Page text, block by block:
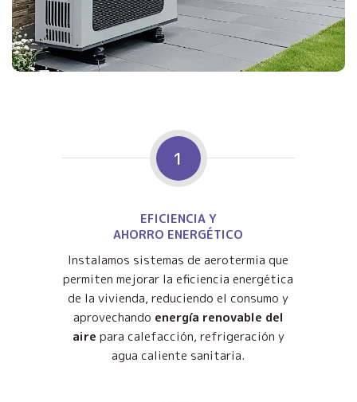
1
EFICIENCIA Y
AHORRO ENERGÉTICO
Instalamos sistemas de aerotermia que
permiten mejorar la eficiencia energética
de la vivienda, reduciendo el consumo y
aprovechando energía renovable del
aire para calefacción, refrigeración y
agua caliente sanitaria.